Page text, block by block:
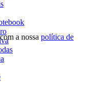
a nossa política de